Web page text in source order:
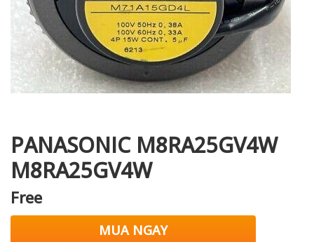
PANASONIC M8RA25GV4W
M8RA25GV4W
Free
MUA NGAY